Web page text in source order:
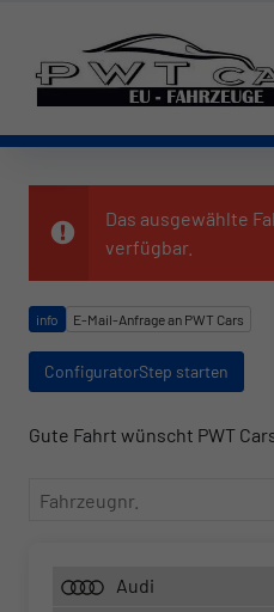
Das ausgewählte
verfügbar.
info E-Mail-Anfrage an PWT Cars
ConfiguratorStep starten
Gute Fahrt wünscht PWT
Fahrzeugnr.
Audi